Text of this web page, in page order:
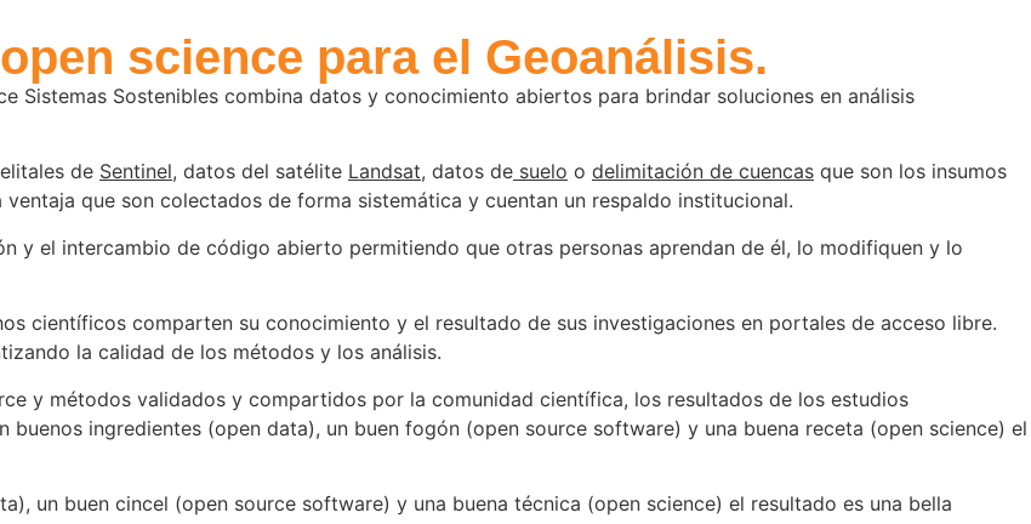
science para el Geoanálisis.
Sistemas Sostenibles combina datos y conocimiento abiertos para brindar soluciones en análisis
de Sentinel, datos del satélite Landsat, datos de suelo o delimitación de cuencas que son los insumos
que son colectados de forma sistemática y cuentan un respaldo institucional.
y el intercambio de código abierto permitiendo que otras personas aprendan de él, lo modifiquen y lo
científicos comparten su conocimiento y el resultado de sus investigaciones en portales de acceso libre.
la calidad de los métodos y los análisis.
y métodos validados y compartidos por la comunidad científica, los resultados de los estudios
ingredientes (open data), un buen fogón (open source software) y una buena receta (open science) el
un buen cincel (open source software) y una buena técnica (open science) el resultado es una bella